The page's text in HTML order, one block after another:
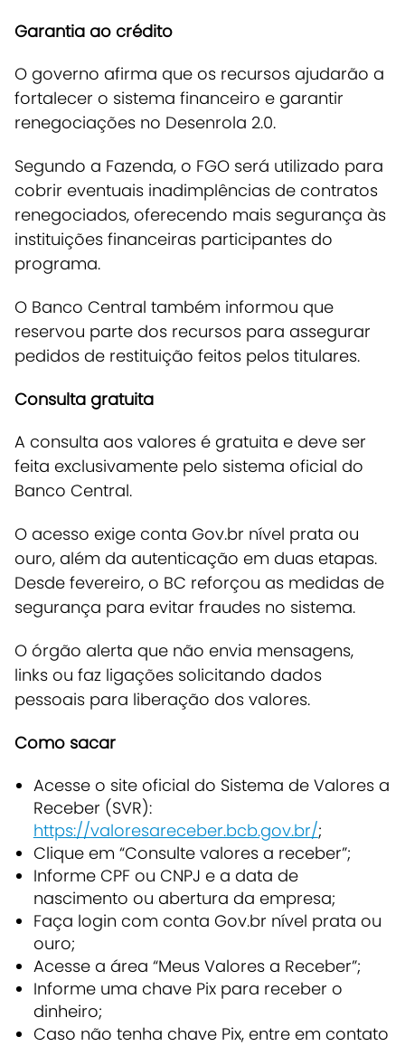
Garantia ao crédito
O governo afirma que os recursos ajudarão a
fortalecer o sistema financeiro e garantir
renegociações no Desenrola 2.0.
Segundo a Fazenda, o FGO será utilizado para
cobrir eventuais inadimplências de contratos
renegociados, oferecendo mais segurança às
instituições financeiras participantes do
programa.
O Banco Central também informou que
reservou parte dos recursos para assegurar
pedidos de restituição feitos pelos titulares.
Consulta gratuita
A consulta aos valores é gratuita e deve ser
feita exclusivamente pelo sistema oficial do
Banco Central.
O acesso exige conta Gov.br nível prata ou
ouro, além da autenticação em duas etapas.
Desde fevereiro, o BC reforçou as medidas de
segurança para evitar fraudes no sistema.
O órgão alerta que não envia mensagens,
links ou faz ligações solicitando dados
pessoais para liberação dos valores.
Como sacar
Acesse o site oficial do Sistema de Valores a
Receber (SVR):
https://valoresareceber.bcb.gov.br/;
Clique em “Consulte valores a receber”;
Informe CPF ou CNPJ e a data de
nascimento ou abertura da empresa;
Faça login com conta Gov.br nível prata ou
ouro;
Acesse a área “Meus Valores a Receber”;
Informe uma chave Pix para receber o
dinheiro;
Caso não tenha chave Pix, entre em contato